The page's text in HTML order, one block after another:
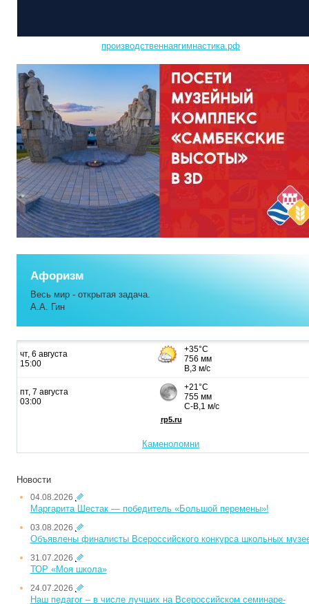
производственнаягимнастика.рф
Афоризм
Весь мир - открытая задача.
А.А. Гин
Каменоломни
Новости
04.08.2026
Маргарита Шестак — победитель «Большой перемены»!
03.08.2026
Объявлены финалисты Всероссийского конкурса школьных
31.07.2026
ТОР «Моя школа»
24.07.2026
Наш педагог – в числе лучших на Всероссийском семинаре-